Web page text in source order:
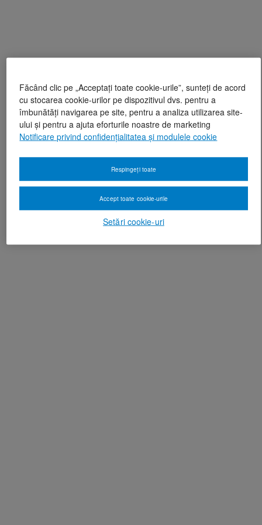
Făcând clic pe „Acceptați toate cookie-urile”, sunteți de acord
cu stocarea cookie-urilor pe dispozitivul dvs. pentru a
îmbunătăți navigarea pe site, pentru a analiza utilizarea site-
ului și pentru a ajuta eforturile noastre de marketing
Notificare privind confidențialitatea și modulele cookie
Setări cookie-uri
Respingeți toate
Accept toate cookie-urile